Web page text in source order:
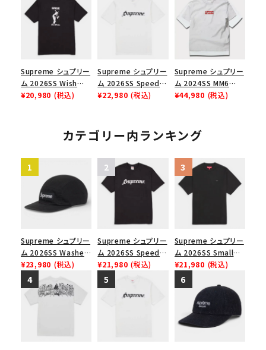
ノツイル キャンプキャ
ップ ブラック
Supreme シュプリー
ム 2026SS Wish
Tee ウィッシュTシ
¥20,980 (税込)
Supreme シュプリー
ム 2026SS Speed
Tee スピードTシャツ
¥22,980 (税込)
Supreme シュプリー
ム 2024SS MM6
Maison Margiela
クスロゴTシャツ ホ
ワイト 白
¥44,980 (税込)
カテゴリー内ランキング
Supreme シュプリー
ム 2026SS Washed
Chino Twill Camp
Cap ウォッシュド チ
ノツイル キャンプキャ
ップ ブラック
¥23,980 (税込)
Supreme シュプリー
ム 2026SS Speed
Tee スピードTシャツ
ブラック
¥21,980 (税込)
Supreme シュプリー
ム 2026SS Small
Box Tee スモールボ
ックスTシャツ ブラッ
ク
¥21,980 (税込)